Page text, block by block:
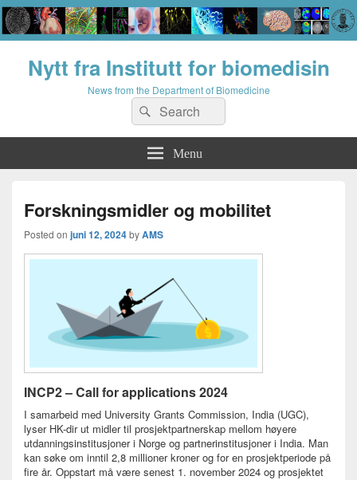
Nytt fra Institutt for biomedisin
News from the Department of Biomedicine
Search
for:
Search
Menu
Forskningsmidler og mobilitet
Posted on juni 12, 2024byAMS
INCP2 – Call for applications 2024
I samarbeid med University Grants Commission, India (UGC),
lyser HK-dir ut midler til prosjektpartnerskap mellom høyere
utdanningsinstitusjoner i Norge og partnerinstitusjoner i India. Man
kan søke om inntil 2,8 millioner kroner og for en prosjektperiode på
fire år. Oppstart må være senest 1. november 2024 og prosjektet